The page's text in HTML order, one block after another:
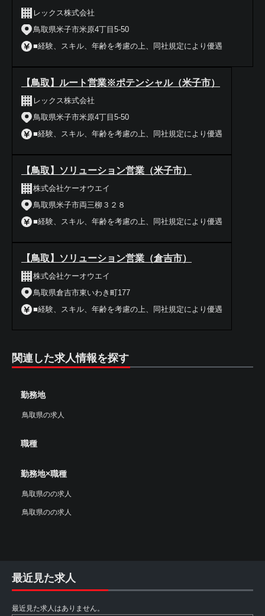
レックス株式会社
鳥取県米子市米原4丁目5‐50
■経験、スキル、年齢を考慮の上、同社規定により優遇
【鳥取】ルート営業※ポテンシャル（米子市）
レックス株式会社
鳥取県米子市米原4丁目5‐50
■経験、スキル、年齢を考慮の上、同社規定により優遇
【鳥取】ソリューション営業（米子市）
株式会社ケーオウエイ
鳥取県米子市両三柳３２８
■経験、スキル、年齢を考慮の上、同社規定により優遇
【鳥取】ソリューション営業（倉吉市）
株式会社ケーオウエイ
鳥取県倉吉市東いわき町177
■経験、スキル、年齢を考慮の上、同社規定により優遇
関連した求人情報を探す
勤務地
鳥取県の求人
職種
勤務地×職種
鳥取県のの求人
鳥取県のの求人
最近見た求人
最近見た求人はありません。